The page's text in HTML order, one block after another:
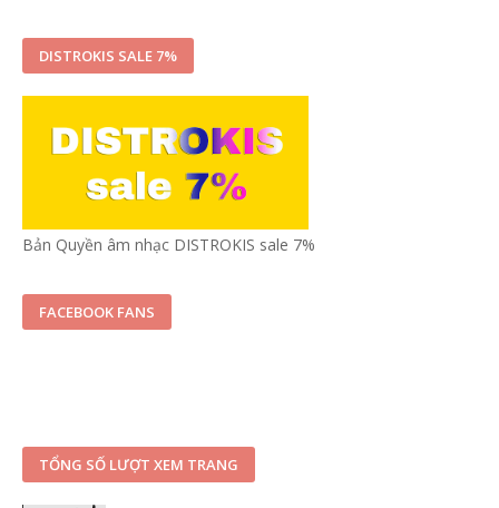
DISTROKIS SALE 7%
Bản Quyền âm nhạc DISTROKIS sale 7%
FACEBOOK FANS
TỔNG SỐ LƯỢT XEM TRANG